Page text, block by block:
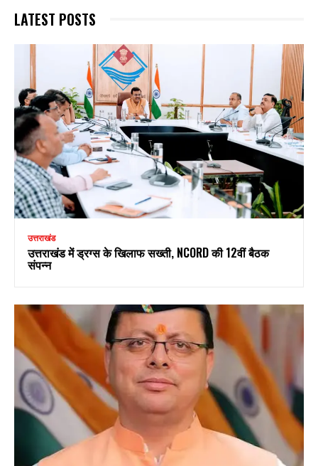
LATEST POSTS
उत्तराखंड
उत्तराखंड में ड्रग्स के खिलाफ सख्ती, NCORD की 12वीं बैठक
संपन्न